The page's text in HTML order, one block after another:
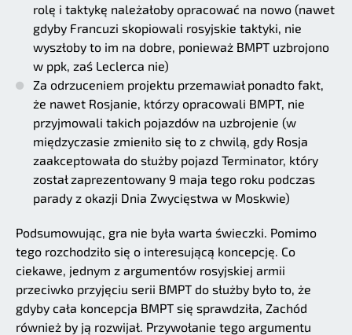
rolę i taktykę należałoby opracować na nowo (nawet
gdyby Francuzi skopiowali rosyjskie taktyki, nie
wyszłoby to im na dobre, ponieważ BMPT uzbrojono
w ppk, zaś Leclerca nie)
Za odrzuceniem projektu przemawiał ponadto fakt,
że nawet Rosjanie, którzy opracowali BMPT, nie
przyjmowali takich pojazdów na uzbrojenie (w
międzyczasie zmieniło się to z chwilą, gdy Rosja
zaakceptowała do służby pojazd Terminator, który
został zaprezentowany 9 maja tego roku podczas
parady z okazji Dnia Zwycięstwa w Moskwie)
Podsumowując, gra nie była warta świeczki. Pomimo
tego rozchodziło się o interesującą koncepcję. Co
ciekawe, jednym z argumentów rosyjskiej armii
przeciwko przyjęciu serii BMPT do służby było to, że
gdyby cała koncepcja BMPT się sprawdziła, Zachód
również by ją rozwijał. Przywołanie tego argumentu